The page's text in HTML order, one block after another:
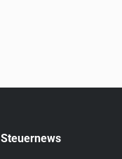
Steuernews